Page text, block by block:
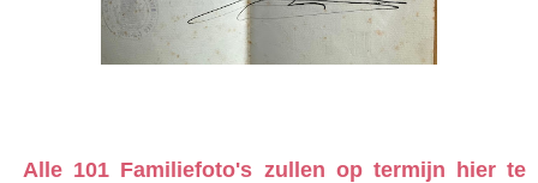
Alle 101 Familiefoto's zullen op termijn hier te